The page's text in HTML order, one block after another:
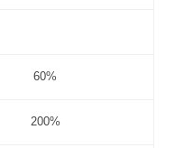
60%
200%